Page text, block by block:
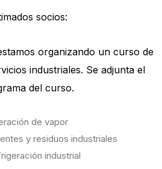
socios:
organizando un curso de
industriales. Se adjunta el
del curso.
de vapor
y residuos industriales
industrial